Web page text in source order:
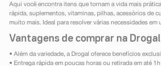
Aqui você encontra itens que tornam a vida mais
rápida, suplementos, vitaminas, pilhas, acessórios de
muito mais. Ideal para resolver várias necessidades em
Vantagens de comprar na
• Além da variedade, a Drogal oferece benefícios
• Entrega rápida em poucas horas ou retirada em até